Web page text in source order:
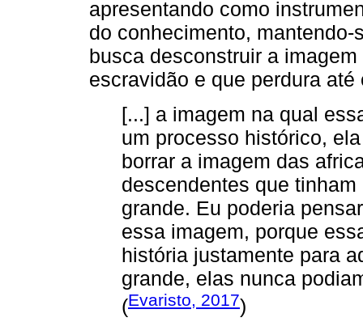
apresentando como
do conhecimento,
busca desconstruir a
escravidão e que perdura
[...] a imagem na qual
um processo histórico,
borrar a imagem das
descendentes que
grande. Eu poderia
essa imagem, porque
história justamente para
grande, elas nunca
(Evaristo, 2017)